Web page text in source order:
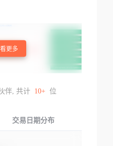
更多
伴, 共计 10+ 位
交易日期分布